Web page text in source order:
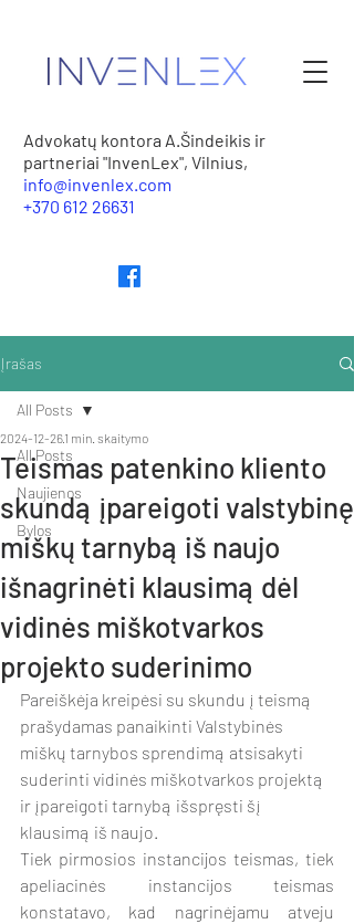
Advokatų kontora A.Šindeikis ir
partneriai "InvenLex", Vilnius,
info@invenlex.com
+370 612 26631
Įrašas
All Posts
Naujienos
Bylos
All Posts
Teismas patenkino kliento
skundą įpareigoti valstybinę
miškų tarnybą iš naujo
išnagrinėti klausimą dėl
vidinės miškotvarkos
projekto suderinimo
2024-12-261 min. skaitymo
Pareiškėja kreipėsi su skundu į teismą
prašydamas panaikinti Valstybinės
miškų tarnybos sprendimą atsisakyti
suderinti vidinės miškotvarkos projektą
ir įpareigoti tarnybą išspręsti šį
klausimą iš naujo.
Tiek pirmosios instancijos teismas, tiek
apeliacinės instancijos teismas
konstatavo, kad nagrinėjamu atveju